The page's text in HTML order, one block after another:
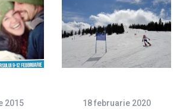
2015 18 februarie 2020